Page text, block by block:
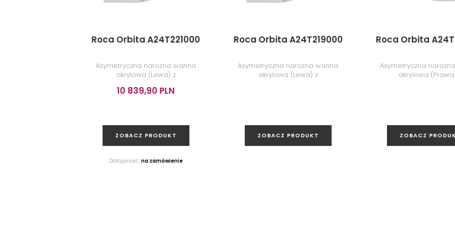
Roca Orbita A24T221000
Asymetryczna narożna wanna
akrylowa (Lewa) z
Plus, 160x100x44 cm
10 839,90 PLN
ZOBACZ PRODUKT
Dostępność: na zamówienie
Roca Orbita A24T219000
Asymetryczna narożna wanna
akrylowa (Lewa) z
ZOBACZ PRODUKT
Roca Orbita
Asymetryczna
akrylowa
ZOBACZ